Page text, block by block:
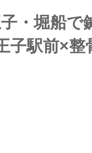
・堀船で
駅前×整